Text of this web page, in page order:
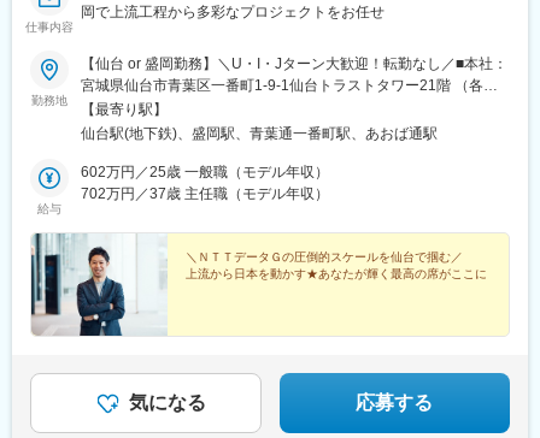
仕事内容
岡で上流工程から多彩なプロジェクトをお任せ
勤務地
【仙台 or 盛岡勤務】＼U・I・Jターン大歓迎！転勤なし／■本社：
宮城県仙台市青葉区一番町1-9-1仙台トラストタワー21階 （各線
「仙台駅」徒歩8分）プロジェクト先／本社または仙台市内■盛岡
拠点：岩手県盛岡市盛岡駅前通8-17明治安田生命盛岡駅前ビル
【最寄り駅】
仙台駅(地下鉄)、盛岡駅、青葉通一番町駅、あおば通駅
給与
602万円／25歳 一般職（モデル年収）
702万円／37歳 主任職（モデル年収）
＼ＮＴＴデータＧの圧倒的スケールを仙台で掴む／
上流から日本を動かす★あなたが輝く最高の席がここに
気になる 応募する